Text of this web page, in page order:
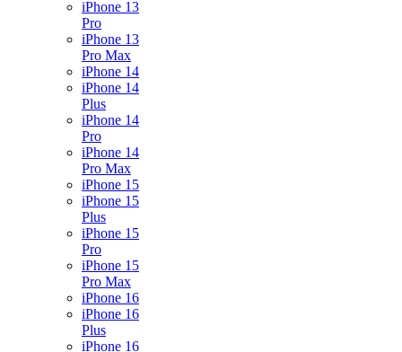
iPhone 13
Pro
iPhone 13
Pro Max
iPhone 14
iPhone 14
Plus
iPhone 14
Pro
iPhone 14
Pro Max
iPhone 15
iPhone 15
Plus
iPhone 15
Pro
iPhone 15
Pro Max
iPhone 16
iPhone 16
Plus
iPhone 16